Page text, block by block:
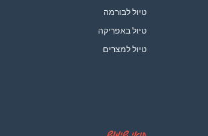
טיול לבורמה
טיול באפריקה
טיול למצרים
תנאי שימוש